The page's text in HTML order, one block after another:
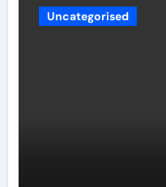
Uncategorised